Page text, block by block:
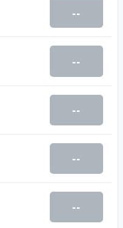
--
--
--
--
--